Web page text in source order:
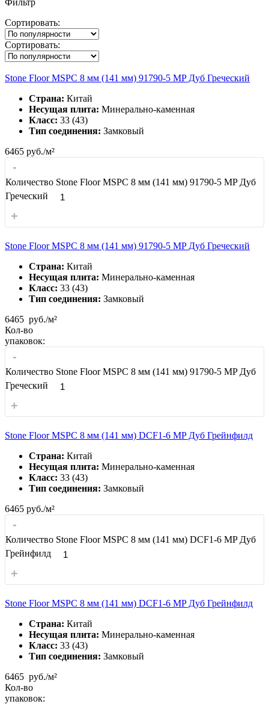
Сортировать:
Сортировать:
Stone Floor MSPC 8 мм (141 мм) 91790-5 MP Дуб Греческий
Страна: Китай
Несущая плита: Минерально-каменная
Класс: 33 (43)
Тип соединения: Замковый
6465 руб./м²
-
Количество Stone Floor MSPC 8 мм (141 мм) 91790-5 MP Дуб
Греческий
+
Stone Floor MSPC 8 мм (141 мм) 91790-5 MP Дуб Греческий
Страна: Китай
Несущая плита: Минерально-каменная
Класс: 33 (43)
Тип соединения: Замковый
6465 руб./м²
Кол-во
упаковок:
-
Количество Stone Floor MSPC 8 мм (141 мм) 91790-5 MP Дуб
Греческий
+
Stone Floor MSPC 8 мм (141 мм) DCF1-6 MP Дуб Грейнфилд
Страна: Китай
Несущая плита: Минерально-каменная
Класс: 33 (43)
Тип соединения: Замковый
6465 руб./м²
-
Количество Stone Floor MSPC 8 мм (141 мм) DCF1-6 MP Дуб
Грейнфилд
+
Stone Floor MSPC 8 мм (141 мм) DCF1-6 MP Дуб Грейнфилд
Страна: Китай
Несущая плита: Минерально-каменная
Класс: 33 (43)
Тип соединения: Замковый
6465 руб./м²
Кол-во
упаковок: